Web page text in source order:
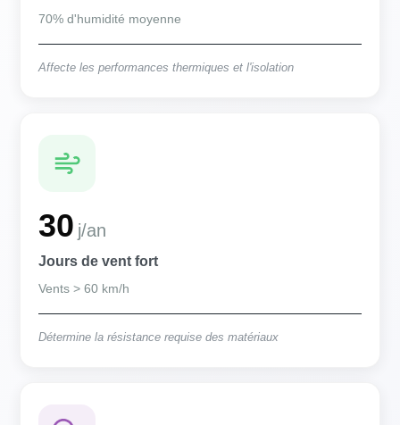
70% d'humidité moyenne
Affecte les performances thermiques et l'isolation
30 j/an
Jours de vent fort
Vents > 60 km/h
Détermine la résistance requise des matériaux